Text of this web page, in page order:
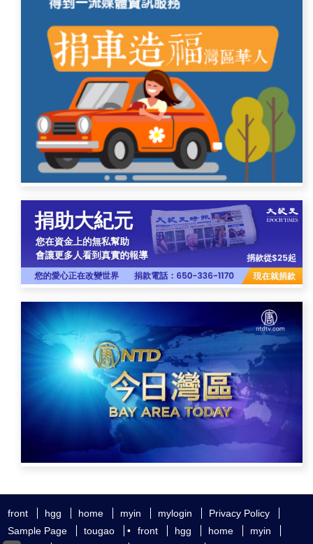
front hgg home myin mylogin
Privacy Policy
Sample Page
tougao • front hgg home
myin